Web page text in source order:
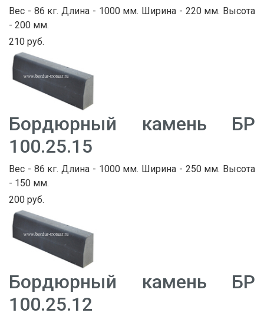
Вес - 86 кг. Длина - 1000 мм. Ширина - 220 мм. Высота
- 200 мм.
210 руб.
Бордюрный камень БР
100.25.15
Вес - 86 кг. Длина - 1000 мм. Ширина - 250 мм. Высота
- 150 мм.
200 руб.
Бордюрный камень БР
100.25.12